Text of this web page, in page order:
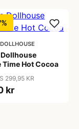
DOLLHOUSE
Time Hot Cocoa
299,95 KR
kr